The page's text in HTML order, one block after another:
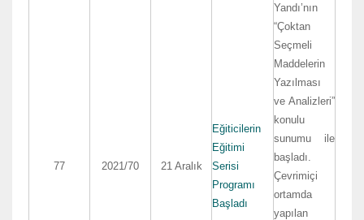
77 2021/70 21 Aralık
Eğiticilerin
Eğitimi
Serisi
Programı
Başladı
Yandı’nın
“Çoktan
Seçmeli
Maddelerin
Yazılması
ve Analizleri”
konulu
sunumu ile
başladı.
Çevrimiçi
ortamda
yapılan